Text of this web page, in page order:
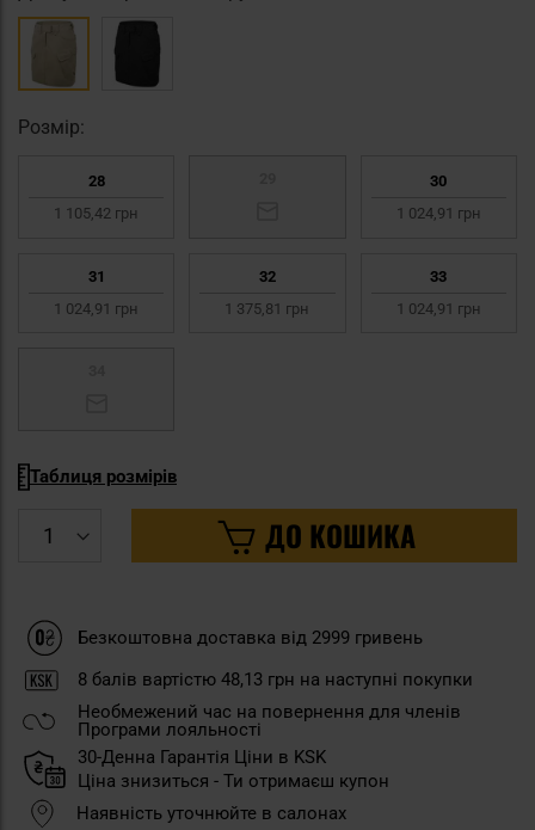
Pозмір:
28
1 105,42 грн
30
1 024,91 грн
31
1 024,91 грн
32
1 375,81 грн
33
1 024,91 грн
Таблиця розмірів
ДО КОШИКА
Безкоштовна доставка від 2999 гривень
8 балів вартістю 48,13 грн на наступні покупки
Необмежений час на повернення для членів
Програми лояльності
30-Денна Гарантія Ціни в KSK
Ціна знизиться - Ти отримаєш купон
Наявність уточнюйте в салонах